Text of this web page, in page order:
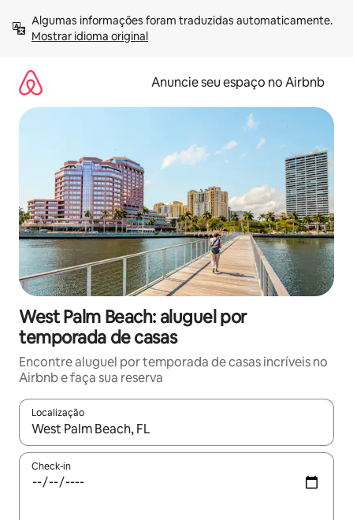
para
Mostrar idioma original
Anuncie seu espaço no Airbnb
West Palm Beach: aluguel por
temporada de casas
Encontre aluguel por temporada de casas incríveis no
Airbnb e faça sua reserva
Localização
Quando os resultados estiverem disponíveis, explore-os
Check-in